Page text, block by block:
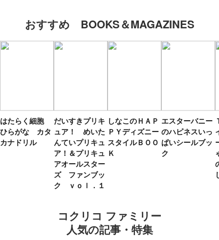
おすすめ BOOKS＆MAGAZINES
はたらく細胞
ひらがな カタ
カナドリル
だいすきプリキ
ュア！ めいた
んていプリキュ
ア！＆プリキュ
アオールスター
ズ ファンブッ
ク ｖｏｌ．１
しなこのＨＡＰ
ＰＹディズニー
スタイルＢＯＯ
Ｋ
エスターバニー
のハピネスいっ
ぱいシールブッ
ク
コクリコ ファミリー
人気の記事・特集